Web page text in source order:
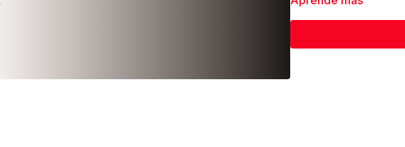
descanso 45 seg.
Ejercicios y